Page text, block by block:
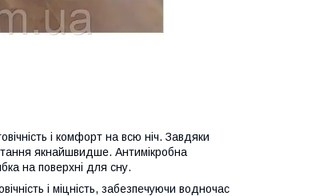
і комфорт на всю ніч. Завдяки
якнайшвидше. Антимікробна
на поверхні для сну.
і міцність, забезпечуючи водночас